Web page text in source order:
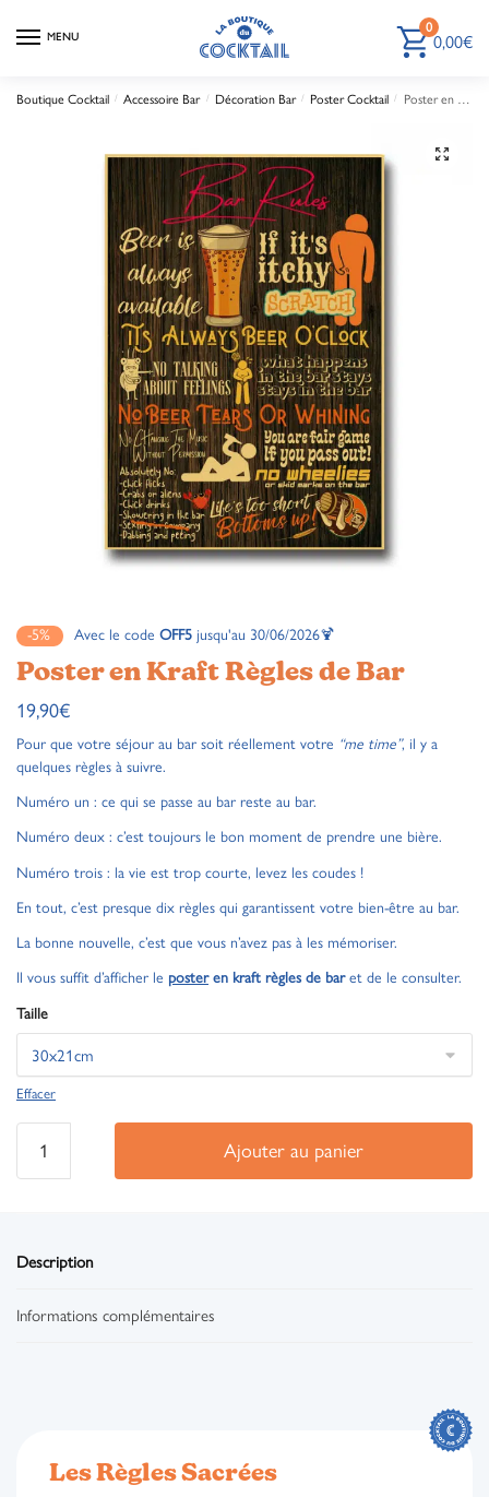
MENU
0
0,00€
Boutique Cocktail / Accessoire Bar / Décoration Bar / Poster Cocktail / Poster en Kraft Règles de Bar
🔍
-5% Avec le code OFF5 jusqu'au 30/06/2026🍹
Poster en Kraft Règles de Bar
19,90€
Pour que votre séjour au bar soit réellement votre “me time”, il y a
quelques règles à suivre.
Numéro un : ce qui se passe au bar reste au bar.
Numéro deux : c’est toujours le bon moment de prendre une bière.
Numéro trois : la vie est trop courte, levez les coudes !
En tout, c’est presque dix règles qui garantissent votre bien-être au bar.
La bonne nouvelle, c’est que vous n’avez pas à les mémoriser.
Il vous suffit d’afficher le posteren kraft règles de baret de le consulter.
Taille
Effacer
Ajouter au panier
Description
Informations complémentaires
Les Règles Sacrées